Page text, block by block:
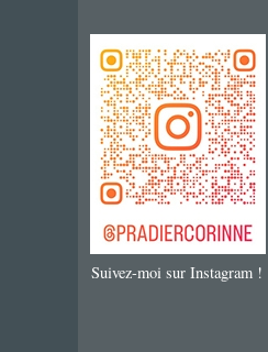
Suivez-moi sur Instagram !